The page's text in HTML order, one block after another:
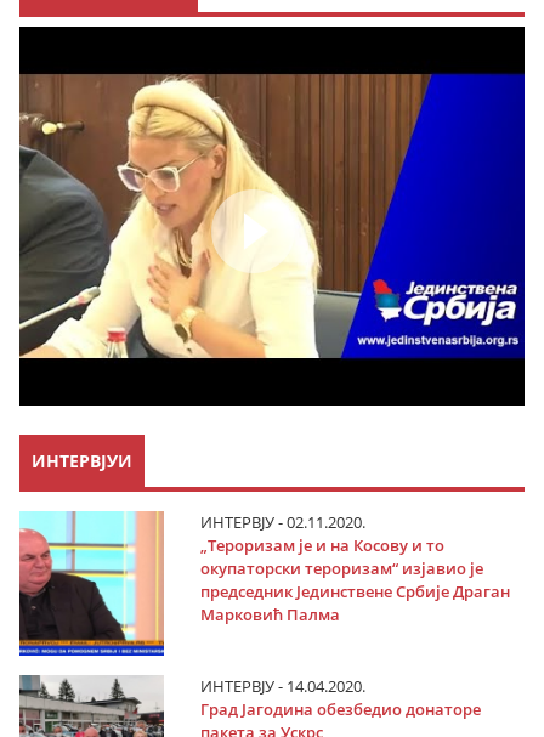
ИНТЕРВЈУИ
ИНТЕРВЈУ - 02.11.2020.
„Тероризам је и на Косову и то
окупаторски тероризам“ изјавио је
председник Јединствене Србије Драган
Марковић Палма
ИНТЕРВЈУ - 14.04.2020.
Град Јагодина обезбедио донаторе
пакета за Ускрс